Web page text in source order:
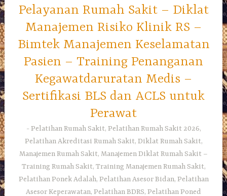
Pelayanan Rumah Sakit – Diklat
Manajemen Risiko Klinik RS –
Bimtek Manajemen Keselamatan
Pasien – Training Penanganan
Kegawatdaruratan Medis –
Sertifikasi BLS dan ACLS untuk
Perawat
Pelatihan Rumah Sakit, Pelatihan Rumah Sakit 2026,
Pelatihan Akreditasi Rumah Sakit, Diklat Rumah Sakit,
Manajemen Rumah Sakit, Manajemen Diklat Rumah Sakit –
Training Rumah Sakit, Training Manajemen Rumah Sakit,
Pelatihan Ponek Adalah, Pelatihan Asesor Bidan, Pelatihan
Asesor Keperawatan, Pelatihan BDRS, Pelatihan Poned